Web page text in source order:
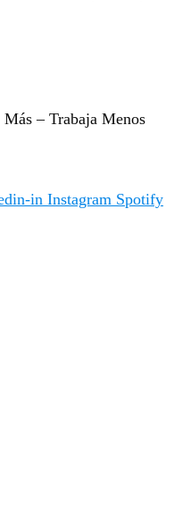
– Trabaja Menos
in Instagram Spotify